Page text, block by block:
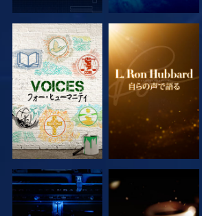
シリーズを探求 シリーズを探求
シリーズを探求 シリーズを探求